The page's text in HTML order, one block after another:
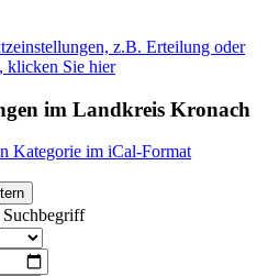
z.B. Erteilung oder
klicken Sie hier
im Landkreis Kronach
Kategorie im iCal-Format
Suchbegriff